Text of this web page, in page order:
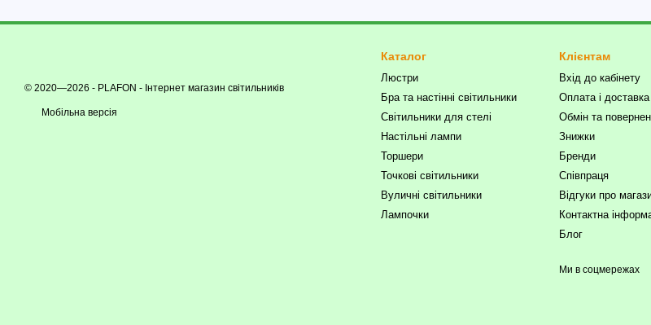
© 2020—2026 - PLAFON - Інтернет магазин світильників
Мобільна версія
Каталог
Люстри
Бра та настінні світильники
Світильники для стелі
Настільні лампи
Торшери
Точкові світильники
Вуличні світильники
Лампочки
Клієнтам
Вхід до кабінету
Оплата і доставка
Обмін та
Знижки
Бренди
Співпраця
Відгуки про
Контактна
Блог
Ми в соцмережах